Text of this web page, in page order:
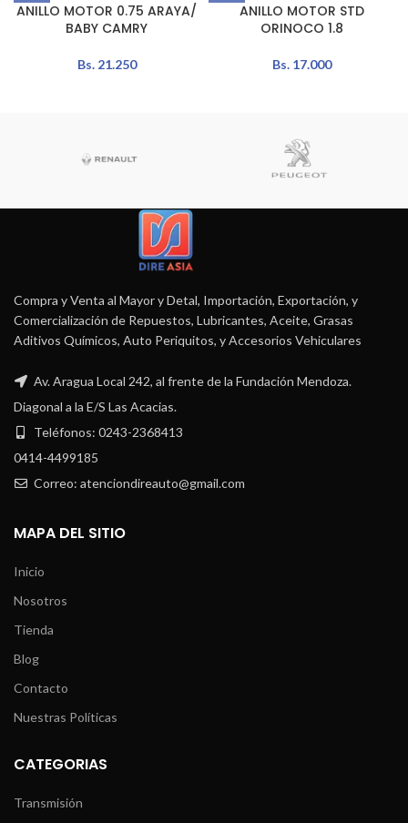
ANILLO MOTOR 0.75 ARAYA/
BABY CAMRY
Bs.21.250
ANILLO MOTOR STD
ORINOCO 1.8
Bs.17.000
Compra y Venta al Mayor y Detal, Importación, Exportación, y
Comercialización de Repuestos, Lubricantes, Aceite, Grasas
Aditivos Químicos, Auto Periquitos, y Accesorios Vehiculares
Av. Aragua Local 242, al frente de la Fundación Mendoza.
Diagonal a la E/S Las Acacias.
Teléfonos: 0243-2368413
0414-4499185
Correo: atenciondireauto@gmail.com
MAPA DEL SITIO
Inicio
Nosotros
Tienda
Blog
Contacto
Nuestras Políticas
CATEGORIAS
Transmisión